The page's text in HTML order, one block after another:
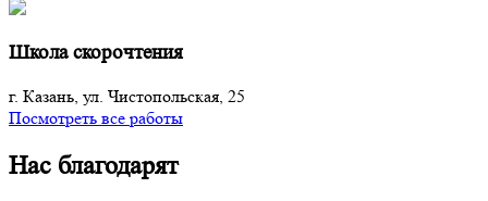
Школа скорочтения
г. Казань, ул. Чистопольская, 25
Посмотреть все работы
Нас благодарят